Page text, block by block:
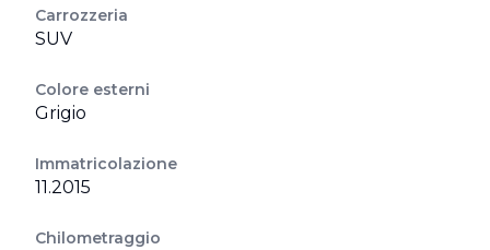
Carrozzeria
SUV
Colore esterni
Grigio
Immatricolazione
11.2015
Chilometraggio